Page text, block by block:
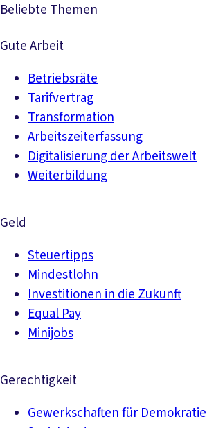
Beliebte Themen
Gute Arbeit
Betriebsräte
Tarifvertrag
Transformation
Arbeitszeiterfassung
Digitalisierung der Arbeitswelt
Weiterbildung
Geld
Steuertipps
Mindestlohn
Investitionen in die Zukunft
Equal Pay
Minijobs
Gerechtigkeit
Gewerkschaften für Demokratie